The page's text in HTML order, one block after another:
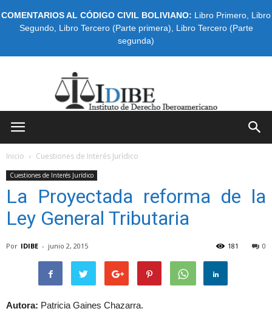
COMENTARIOS AL CÓDIGO CIVIL BOLIVIANO: Libro Primero Libro
Segundo, Libro Tercero (Parte primera)
Libro Tercero (Parte
segunda)
Inicio Cuestiones de Interés Jurídico
Cuestiones de Interés Jurídico
La Proyectada reforma de la
Ley General Tributaria
Por IDIBE - junio 2, 2015 0
181
Autora: Patricia Gaines Chazarra.